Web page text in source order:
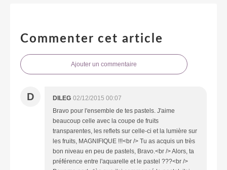
Commenter cet article
Ajouter un commentaire
D DILEG 02/12/2015 00:07
Bravo pour l'ensemble de tes pastels. J'aime
beaucoup celle avec la coupe de fruits
transparentes, les reflets sur celle-ci et la lumière sur
les fruits, MAGNIFIQUE !!!<br /> Tu as acquis un très
bon niveau en peu de pastels, Bravo.<br /> Alors, ta
préférence entre l'aquarelle et le pastel ???<br />